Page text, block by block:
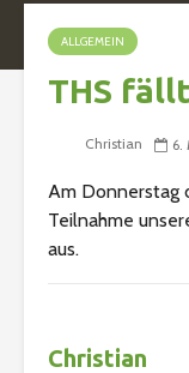
ALLGEMEIN
THS
Christian 6.
Am Donnerstag
Teilnahme
aus.
Christian